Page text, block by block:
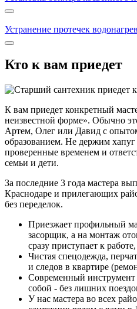
Устранение протечек
Кто к вам приедет
К вам приедет конкретный
неизвестной форме». Обычно
Артем, Олег или Давид с
образованием. Не держим
проверенные временем и
семьи и дети.
За последние 3 года мастера
Краснодаре и прилегающих
без переделок.
Приезжает профильный
засорщик, а на монтаж
сразу приступает к
Чистая спецодежда,
и следов в квартире
Современный инструмент
собой - без лишних
У нас мастера во всех